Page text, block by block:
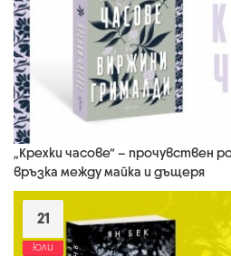
„Крехки часове“ – прочувствен
връзка между майка и дъщеря
21
юли